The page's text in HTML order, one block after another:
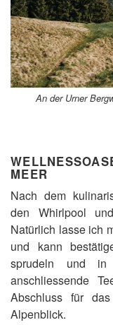
An der Urner
MEER
Nach dem
den Whirlpool
Natürlich lasse ich
und kann
sprudeln und
anschliessende
Abschluss für
Alpenblick.